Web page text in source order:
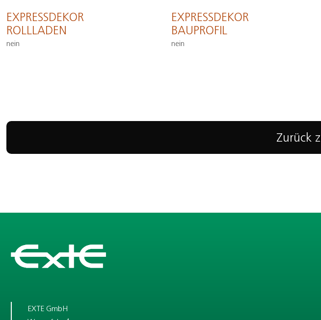
EXPRESSDEKOR
ROLLLADEN
nein
EXPRESSDEKOR
BAUPROFIL
nein
Zurück
EXTE GmbH